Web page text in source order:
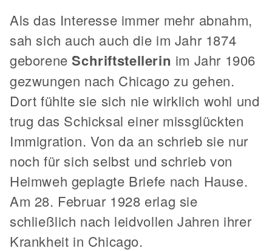
Als das Interesse immer mehr abnahm,
sah sich auch auch die im Jahr 1874
geborene Schriftstellerin im Jahr 1906
gezwungen nach Chicago zu gehen.
Dort fühlte sie sich nie wirklich wohl und
trug das Schicksal einer missglückten
Immigration. Von da an schrieb sie nur
noch für sich selbst und schrieb von
Heimweh geplagte Briefe nach Hause.
Am 28. Februar 1928 erlag sie
schließlich nach leidvollen Jahren ihrer
Krankheit in Chicago.